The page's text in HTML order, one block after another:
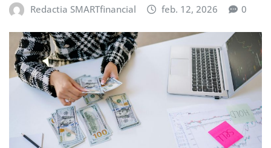
Redactia SMARTfinancial feb. 12, 2026 0